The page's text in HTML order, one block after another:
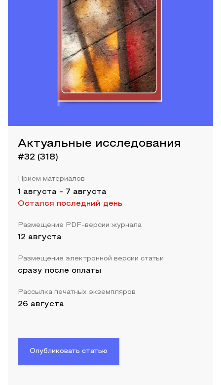
Актуальные исследования
#32 (318)
Прием материалов
1 августа - 7 августа
Остался последний день
Размещение PDF-версии журнала
12 августа
Размещение электронной версии статьи
сразу после оплаты
Рассылка печатных экземпляров
26 августа
Опубликовать статью